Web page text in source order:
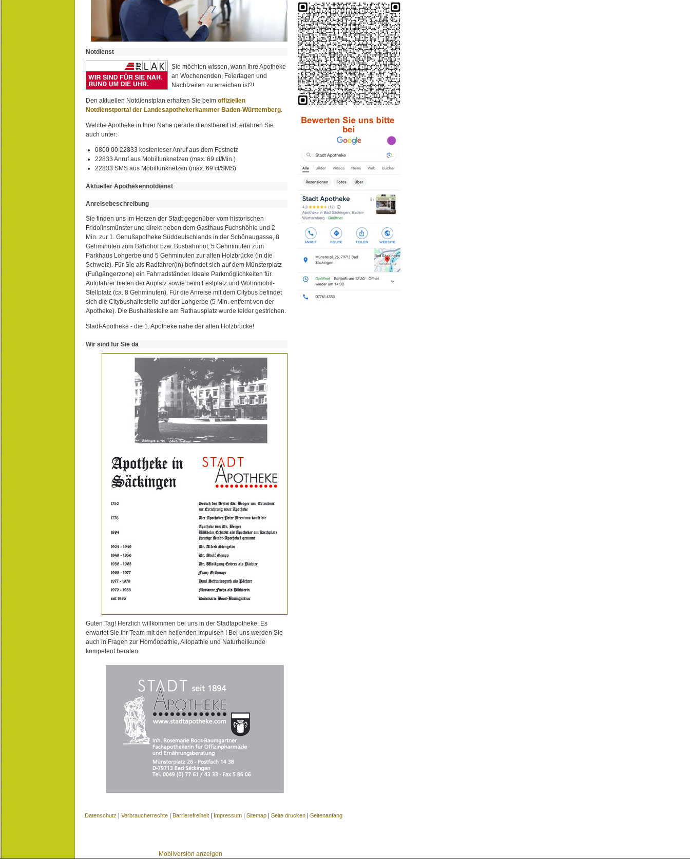
Notdienst
Sie möchten wissen, wann Ihre Apotheke
an Wochenenden, Feiertagen und
Nachtzeiten zu erreichen ist?!
Den aktuellen Notdienstplan erhalten Sie beim offiziellen
Notdienstportal der Landesapothekerkammer Baden-Württemberg
Welche Apotheke in Ihrer Nähe gerade dienstbereit ist, erfahren Sie
auch unter:
0800 00 22833 kostenloser Anruf aus dem Festnetz
22833 Anruf aus Mobilfunknetzen (max. 69 ct/Min.)
22833 SMS aus Mobilfunknetzen (max. 69 ct/SMS)
Aktueller Apothekennotdienst
Anreisebeschreibung
Sie finden uns im Herzen der Stadt gegenüber vom historischen
Fridolinsmünster und direkt neben dem Gasthaus Fuchshöhle und 2
Min. zur 1. Genußapotheke Süddeutschlands in der Schönaugasse, 8
Gehminuten zum Bahnhof bzw. Busbahnhof, 5 Gehminuten zum
Parkhaus Lohgerbe und 5 Gehminuten zur alten Holzbrücke (in die
Schweiz). Für Sie als Radfahrer(in) befindet sich auf dem Münsterplatz
(Fußgängerzone) ein Fahrradständer. Ideale Parkmöglichkeiten für
Autofahrer bieten der Auplatz sowie beim Festplatz und Wohnmobil-
Stellplatz (ca. 8 Gehminuten). Für die Anreise mit dem Citybus befindet
sich die Citybushaltestelle auf der Lohgerbe (5 Min. entfernt von der
Apotheke). Die Bushaltestelle am Rathausplatz wurde leider gestrichen.
Stadt-Apotheke - die 1. Apotheke nahe der alten Holzbrücke!
Wir sind für Sie da
Guten Tag! Herzlich willkommen bei uns in der Stadtapotheke. Es
erwartet Sie Ihr Team mit den heilenden Impulsen ! Bei uns werden Sie
auch in Fragen zur Homöopathie, Allopathie und Naturheilkunde
kompetent beraten.
Datenschutz | Verbraucherrechte | Barrierefreiheit | Impressum | Sitemap | Seite drucken | Seitenanfang
Mobilversion anzeigen